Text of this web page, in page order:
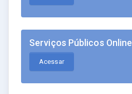
Serviços Públicos Online
Acessar